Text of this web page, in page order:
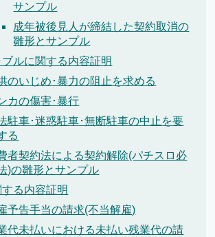
サンプル
成年被後見人が締結した契約取消の
雛形とサンプル
ルに関する内容証明
のいじめ･暴力の阻止を求める
カの傷害･暴行
駐車･迷惑駐車･無断駐車の中止を要
る
者契約法による契約解除(パチスロ必
)の雛形とサンプル
る内容証明
予告手当の請求(不当解雇)
代未払いにおける未払い残業代の請